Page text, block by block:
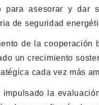
para asesorar y
de seguridad
de la
un crecimiento
cada vez más
impulsado la